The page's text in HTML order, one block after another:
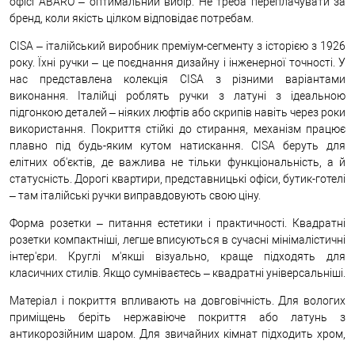
бренд, коли якість цілком відповідає потребам.
CISA – італійський виробник преміум-сегменту з історією з 1926
року. Їхні ручки – це поєднання дизайну і інженерної точності. У
нас представлена колекція CISA з різними варіантами
виконання. Італійці роблять ручки з латуні з ідеальною
підгонкою деталей – ніяких люфтів або скрипів навіть через роки
використання. Покриття стійкі до стирання, механізм працює
плавно під будь-яким кутом натискання. CISA беруть для
елітних об'єктів, де важлива не тільки функціональність, а й
статусність. Дорогі квартири, представницькі офіси, бутик-готелі
– там італійські ручки виправдовують свою ціну.
Форма розетки – питання естетики і практичності. Квадратні
розетки компактніші, легше вписуються в сучасні мінімалістичні
інтер'єри. Круглі м'якші візуально, краще підходять для
класичних стилів. Якщо сумніваєтесь – квадратні універсальніші.
Матеріал і покриття впливають на довговічність. Для вологих
приміщень беріть нержавіюче покриття або латунь з
антикорозійним шаром. Для звичайних кімнат підходить хром,